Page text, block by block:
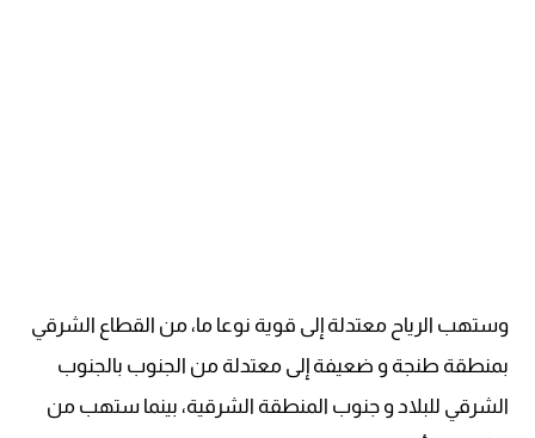
وستهب الرياح معتدلة إلى قوية نوعا ما، من القطاع الشرقي
بمنطقة طنجة و ضعيفة إلى معتدلة من الجنوب بالجنوب
الشرقي للبلاد و جنوب المنطقة الشرقية، بينما ستهب من